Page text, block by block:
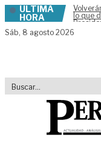
Skip to content
ÚLTIMA
HORA
lo que
Sáb, 8 agosto 2026